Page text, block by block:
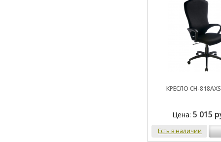
КРЕСЛО CH-
Цена: 5 015
Есть в наличии